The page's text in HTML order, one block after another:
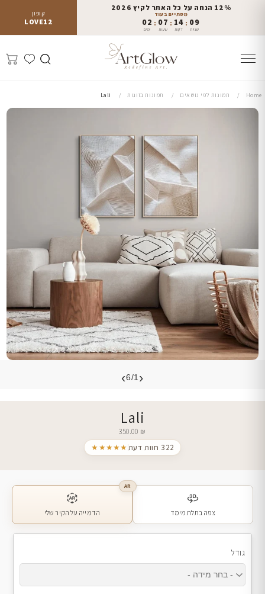
קופון
LOVE12
12% הנחה על כל האתר לקיץ 2026
מסתיים בעוד
02
ימים
: 07
שעות
: 14
דקות
: 08
שניות
Home תמונות לפי נושאים תמונות בזוגות Lali
‹
6/1
›
Lali
350.00 ₪
★★★★★
322 חוות דעת
צפה בתלת מימד
AR
הדמייה על הקיר שלי
גודל